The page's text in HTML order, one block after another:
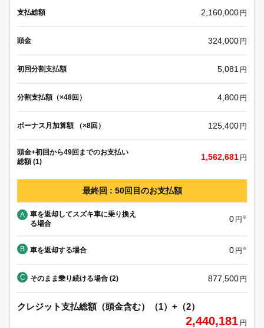
支払総額 2,160,000 円
頭金 324,000 円
初回分割支払額 5,081 円
分割支払額（×48回） 4,800 円
ボーナス月加算額 （×8回） 125,400 円
頭金+初回から49回までのお支払い
総額 (1)
1,562,681 円
最終回 : 50回目のお支払額
A
車を返却してスズキ車に乗り換え
る場合
0 円 ※
B 車を返却する場合 0 円 ※
C そのまま乗り続ける場合 (2) 877,500 円
クレジット支払総額（頭金含む）（1）+（2）
2,440,181 円